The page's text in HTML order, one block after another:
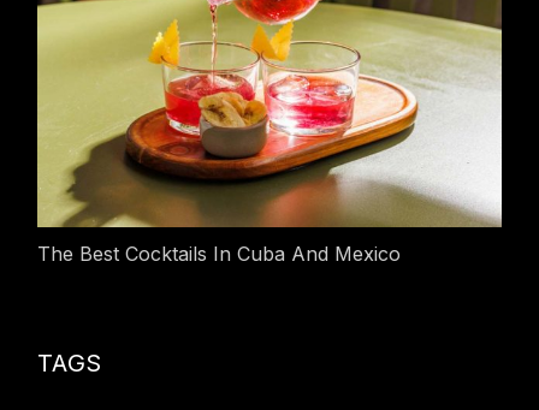
The Best Cocktails In Cuba And Mexico
TAGS